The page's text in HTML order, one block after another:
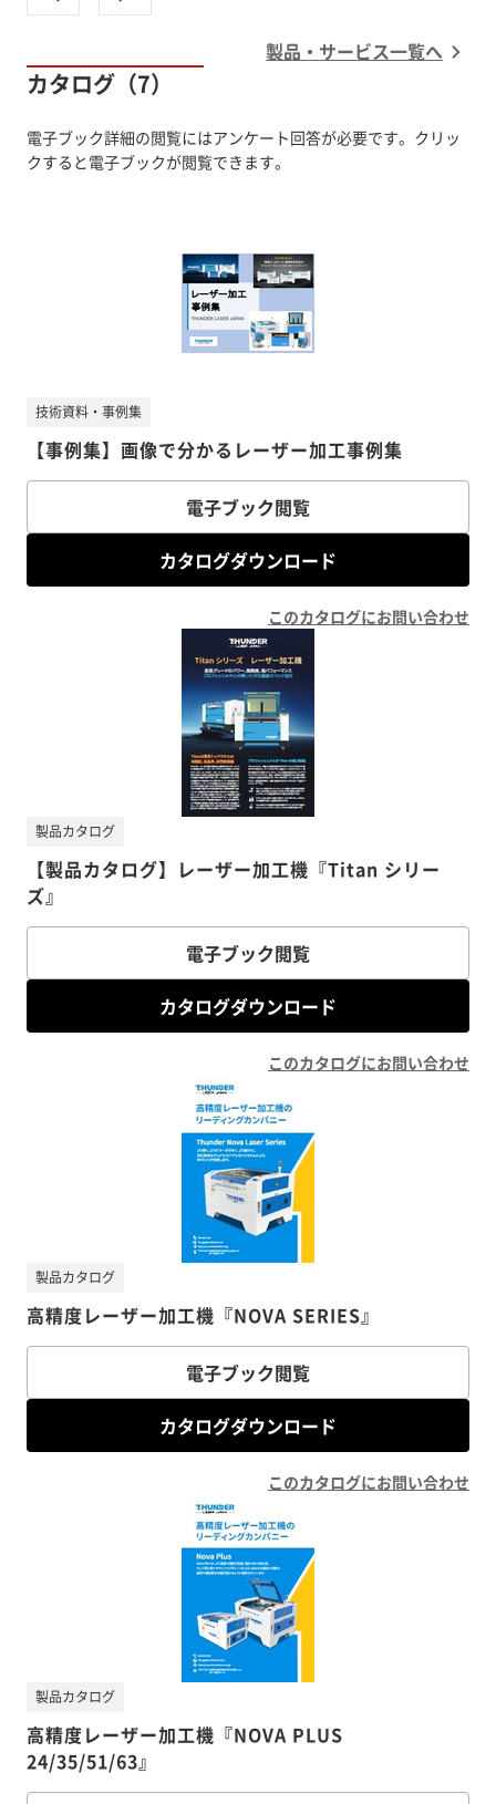
製品・サービス一覧へ
カタログ（7）
電子ブック詳細の閲覧にはアンケート回答が必要です。クリッ
クすると電子ブックが閲覧できます。
【事例集】画像で分かるレーザー加工事例集
技術資料・事例集
電子ブック閲覧
カタログダウンロード
このカタログにお問い合わせ
【製品カタログ】レーザー加工機『Titan シリー
ズ』
製品カタログ
電子ブック閲覧
カタログダウンロード
このカタログにお問い合わせ
高精度レーザー加工機『NOVA SERIES』
製品カタログ
電子ブック閲覧
カタログダウンロード
このカタログにお問い合わせ
高精度レーザー加工機『NOVA PLUS
24/35/51/63』
製品カタログ